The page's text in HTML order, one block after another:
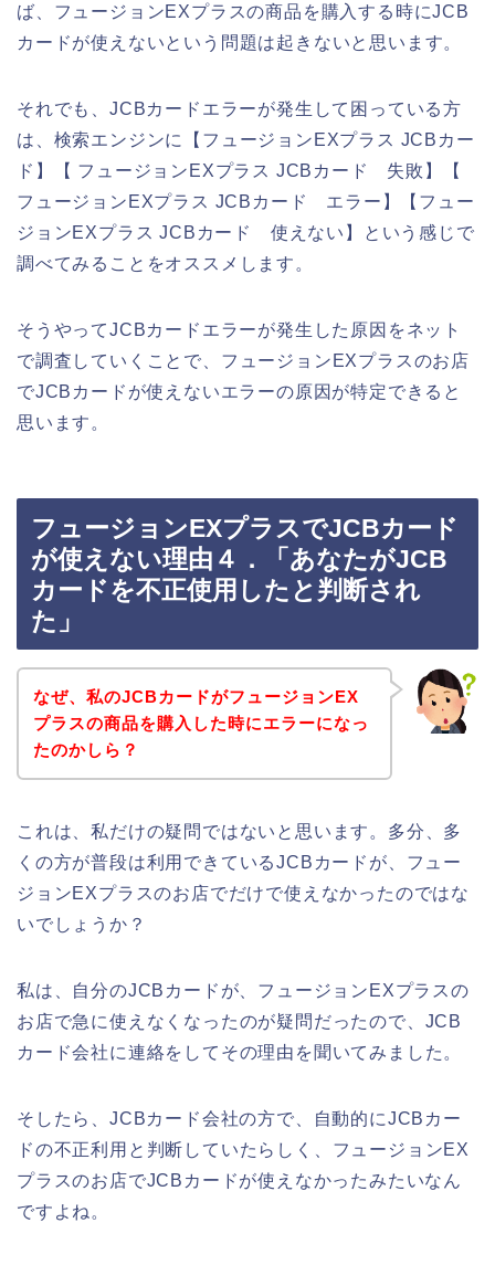
ば、フュージョンEXプラスの商品を購入する時にJCB
カードが使えないという問題は起きないと思います。
それでも、JCBカードエラーが発生して困っている方
は、検索エンジンに【フュージョンEXプラス JCBカー
ド】【 フュージョンEXプラス JCBカード 失敗】【
フュージョンEXプラス JCBカード エラー】【フュー
ジョンEXプラス JCBカード 使えない】という感じで
調べてみることをオススメします。
そうやってJCBカードエラーが発生した原因をネット
で調査していくことで、フュージョンEXプラスのお店
でJCBカードが使えないエラーの原因が特定できると
思います。
フュージョンEXプラスでJCBカード
が使えない理由４．「あなたがJCB
カードを不正使用したと判断され
た」
なぜ、私のJCBカードがフュージョンEX
プラスの商品を購入した時にエラーになっ
たのかしら？
これは、私だけの疑問ではないと思います。多分、多
くの方が普段は利用できているJCBカードが、フュー
ジョンEXプラスのお店でだけで使えなかったのではな
いでしょうか？
私は、自分のJCBカードが、フュージョンEXプラスの
お店で急に使えなくなったのが疑問だったので、JCB
カード会社に連絡をしてその理由を聞いてみました。
そしたら、JCBカード会社の方で、自動的にJCBカー
ドの不正利用と判断していたらしく、フュージョンEX
プラスのお店でJCBカードが使えなかったみたいなん
ですよね。